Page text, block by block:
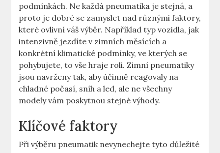
podmínkách. Ne každá pneumatika je stejná, a
proto je dobré se zamyslet nad různými faktory,
které ovlivní váš výběr. Například typ vozidla, jak
intenzivně jezdíte v zimních měsících a
konkrétní klimatické podmínky, ve kterých se
pohybujete, to vše hraje roli. Zimní pneumatiky
jsou navrženy tak, aby účinně reagovaly na
chladné počasí, sníh a led, ale ne všechny
modely vám poskytnou stejné výhody.
Klíčové faktory
Při výběru pneumatik nevynechejte tyto důležité